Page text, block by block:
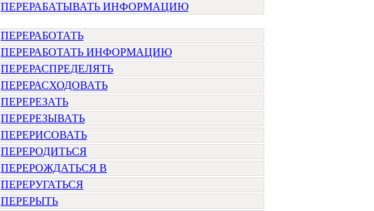
ПЕРЕРАБАТЫВАТЬ ИНФОРМАЦИЮ
ПЕРЕРАБОТАТЬ
ПЕРЕРАБОТАТЬ ИНФОРМАЦИЮ
ПЕРЕРАСПРЕДЕЛЯТЬ
ПЕРЕРАСХОДОВАТЬ
ПЕРЕРЕЗАТЬ
ПЕРЕРЕЗЫВАТЬ
ПЕРЕРИСОВАТЬ
ПЕРЕРОДИТЬСЯ
ПЕРЕРОЖДАТЬСЯ В
ПЕРЕРУГАТЬСЯ
ПЕРЕРЫТЬ